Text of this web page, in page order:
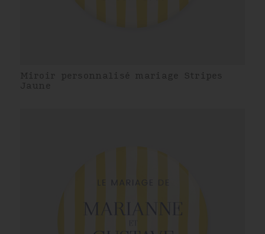
Miroir personnalisé mariage Stripes
Jaune